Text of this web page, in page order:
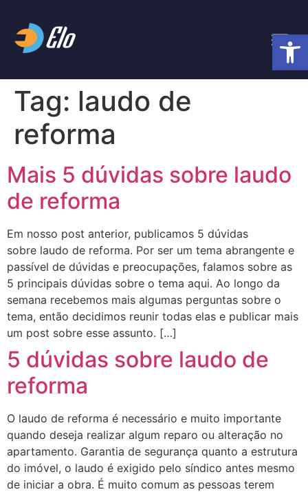
Abrir
Tag: laudo de
reforma
Mais 5 dúvidas sobre laudo
de reforma
Em nosso post anterior, publicamos 5 dúvidas
sobre laudo de reforma. Por ser um tema abrangente e
passível de dúvidas e preocupações, falamos sobre as
5 principais dúvidas sobre o tema aqui. Ao longo da
semana recebemos mais algumas perguntas sobre o
tema, então decidimos reunir todas elas e publicar mais
um post sobre esse assunto. […]
5 dúvidas sobre laudo de
reforma
O laudo de reforma é necessário e muito importante
quando deseja realizar algum reparo ou alteração no
apartamento. Garantia de segurança quanto a estrutura
do imóvel, o laudo é exigido pelo síndico antes mesmo
de iniciar a obra. É muito comum as pessoas terem